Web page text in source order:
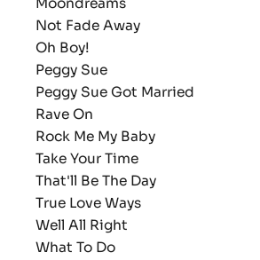
Not Fade Away
Oh Boy!
Peggy Sue
Peggy Sue Got Married
Rave On
Rock Me My Baby
Take Your Time
That'll Be The Day
True Love Ways
Well All Right
What To Do